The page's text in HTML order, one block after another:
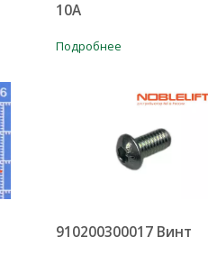
10A
Подробнее
910200300017 Винт